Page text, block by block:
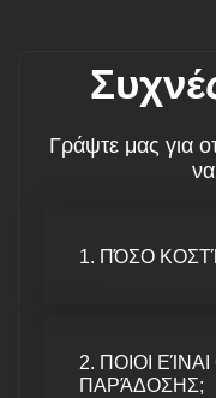
Γράψτε μας για
1. ΠΌΣΟ
2. ΠΟΙΟΙ
ΠΑΡΆΔΟΣΗΣ;